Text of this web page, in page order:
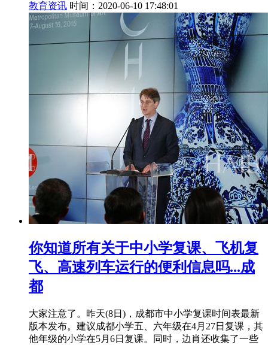
教育资讯 时间：2020-06-10 17:48:01
你知道所有关于中小学复课、飞机复
飞、高速列车运行的便利信息吗...成
都
大家注意了。昨天(8日)，成都市中小学复课时间表最新
版本发布。建议成都小学五、六年级在4月27日复课，其
他年级的小学在5月6日复课。同时，边肖还收集了一些